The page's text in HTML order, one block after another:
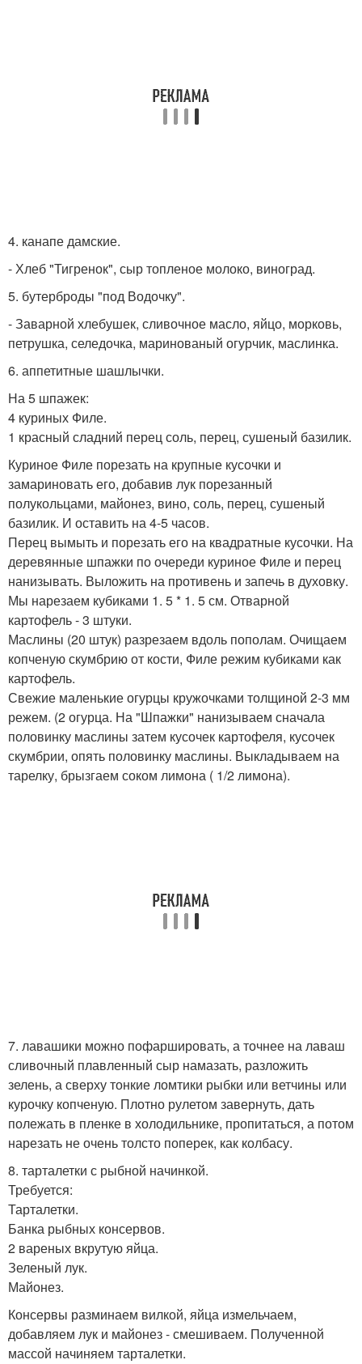
4. канапе дамские.
- Хлеб "Тигренок", сыр топленое молоко, виноград.
5. бутерброды "под Водочку".
- Заварной хлебушек, сливочное масло, яйцо, морковь,
петрушка, селедочка, маринованый огурчик, маслинка.
6. аппетитные шашлычки.
На 5 шпажек:
4 куриных Филе.
1 красный сладний перец соль, перец, сушеный базилик.
Куриное Филе порезать на крупные кусочки и
замариновать его, добавив лук порезанный
полукольцами, майонез, вино, соль, перец, сушеный
базилик. И оставить на 4-5 часов.
Перец вымыть и порезать его на квадратные кусочки. На
деревянные шпажки по очереди куриное Филе и перец
нанизывать. Выложить на противень и запечь в духовку.
Мы нарезаем кубиками 1. 5 * 1. 5 см. Отварной
картофель - 3 штуки.
Маслины (20 штук) разрезаем вдоль пополам. Очищаем
копченую скумбрию от кости, Филе режим кубиками как
картофель.
Свежие маленькие огурцы кружочками толщиной 2-3 мм
режем. (2 огурца. На "Шпажки" нанизываем сначала
половинку маслины затем кусочек картофеля, кусочек
скумбрии, опять половинку маслины. Выкладываем на
тарелку, брызгаем соком лимона ( 1/2 лимона).
7. лавашики можно пофаршировать, а точнее на лаваш
сливочный плавленный сыр намазать, разложить
зелень, а сверху тонкие ломтики рыбки или ветчины или
курочку копченую. Плотно рулетом завернуть, дать
полежать в пленке в холодильнике, пропитаться, а потом
нарезать не очень толсто поперек, как колбасу.
8. тарталетки с рыбной начинкой.
Требуется:
Тарталетки.
Банка рыбных консервов.
2 вареных вкрутую яйца.
Зеленый лук.
Майонез.
Консервы разминаем вилкой, яйца измельчаем,
добавляем лук и майонез - смешиваем. Полученной
массой начиняем тарталетки.